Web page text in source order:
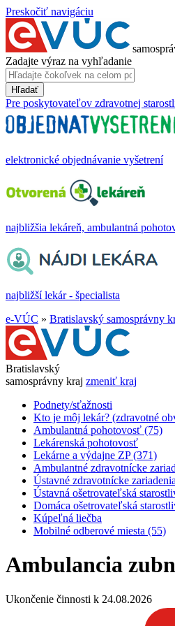
Preskočiť navigáciu
Zadajte výraz na vyhľadanie
Hľadať
Pre poskytovateľov zdravotnej
elektronické objednávanie vyšetrení
najbližšia lekáreň, ambulantná
najbližší lekár - špecialista
e-VÚC » Bratislavský samosprávny
Bratislavský
samosprávny kraj zmeniť kraj
Podnety/sťažnosti
Kto je môj lekár? (zdravotné
Ambulantná pohotovosť (75)
Lekárenská pohotovosť
Lekárne a výdajne ZP (371)
Ambulantné zdravotnícke
Ústavné zdravotnícke
Ústavná ošetrovateľská
Domáca ošetrovateľská
Kúpeľná liečba
Mobilné odberové miesta (55)
Ambulancia
Ukončenie činnosti k 24.08.2026